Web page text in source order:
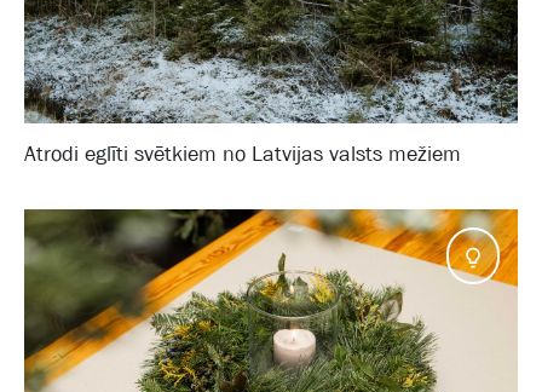
Atrodi eglīti svētkiem no Latvijas valsts mežiem